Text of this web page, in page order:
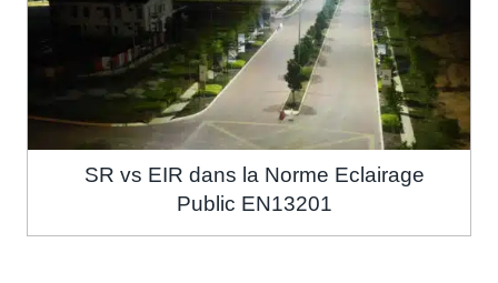
SR vs EIR dans la Norme Eclairage
Public EN13201